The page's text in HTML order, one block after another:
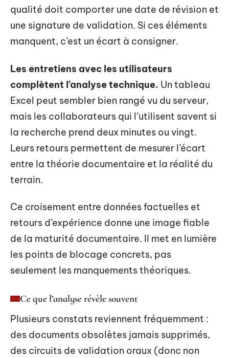
qualité doit comporter une date de révision et
une signature de validation. Si ces éléments
manquent, c’est un écart à consigner.
Les entretiens avec les utilisateurs
complètent l’analyse technique. Un tableau
Excel peut sembler bien rangé vu du serveur,
mais les collaborateurs qui l’utilisent savent si
la recherche prend deux minutes ou vingt.
Leurs retours permettent de mesurer l’écart
entre la théorie documentaire et la réalité du
terrain.
Ce croisement entre données factuelles et
retours d’expérience donne une image fiable
de la maturité documentaire. Il met en lumière
les points de blocage concrets, pas
seulement les manquements théoriques.
Ce que l’analyse révèle souvent
Plusieurs constats reviennent fréquemment :
des documents obsolètes jamais supprimés,
des circuits de validation oraux (donc non